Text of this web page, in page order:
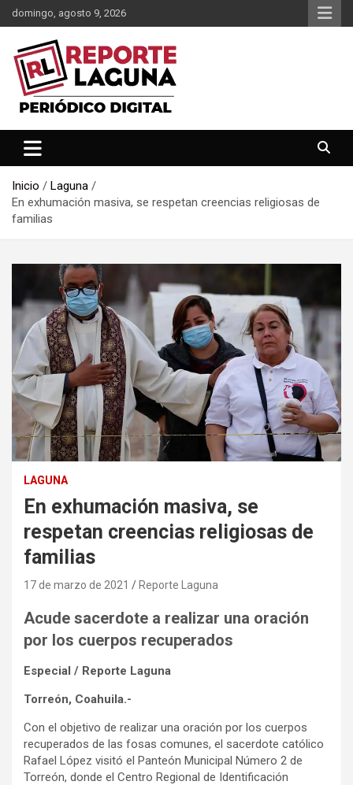
Saltar
al
contenido
domingo, agosto 9, 2026
Reporte Laguna
Inicio
Laguna
En exhumación masiva, se respetan creencias religiosas de
familias
LAGUNA
En exhumación masiva, se
respetan creencias religiosas de
familias
17 de marzo de 2021 Reporte Laguna
Acude sacerdote a realizar una oración
por los cuerpos recuperados
Especial / Reporte Laguna
Torreón, Coahuila.-
Con el objetivo de realizar una oración por los cuerpos
recuperados de las fosas comunes, el sacerdote católico
Rafael López visitó el Panteón Municipal Número 2 de
Torreón, donde el Centro Regional de Identificación